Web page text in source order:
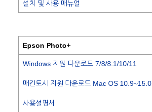
설치 및 사용 매뉴얼
Epson Photo+
Windows 지원 다운로드 7/8/8.1/10/11
매킨토시 지원 다운로드 Mac OS 10.9~15.0
사용설명서